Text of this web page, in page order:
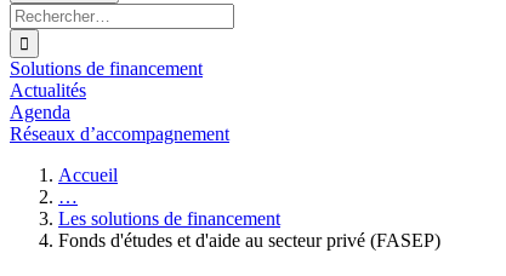

Solutions de financement
Actualités
Agenda
Réseaux d’accompagnement
Accueil
…
Les solutions de financement
Fonds d'études et d'aide au secteur privé (FASEP)